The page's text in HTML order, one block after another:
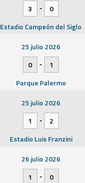
3
-
0
Estadio Campeón del Siglo
25 julio 2026
0
-
1
Parque Palermo
25 julio 2026
1
-
2
Estadio Luis Franzini
26 julio 2026
1
-
0